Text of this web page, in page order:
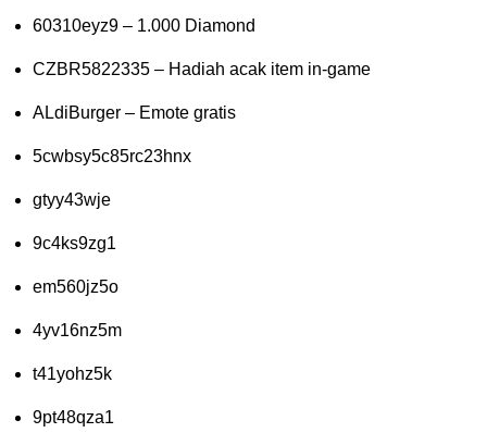
60310eyz9 – 1.000 Diamond
CZBR5822335 – Hadiah acak item in-game
ALdiBurger – Emote gratis
5cwbsy5c85rc23hnx
gtyy43wje
9c4ks9zg1
em560jz5o
4yv16nz5m
t41yohz5k
9pt48qza1